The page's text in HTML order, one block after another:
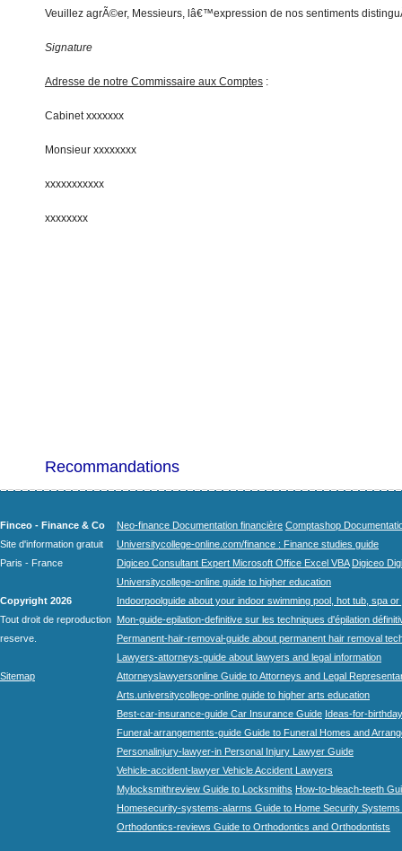
Veuillez agrÃ©er, Messieurs, lâ€™expression de nos sentiments
Signature
Adresse de notre Commissaire aux Comptes :
Cabinet xxxxxxx
Monsieur xxxxxxxx
xxxxxxxxxxx
xxxxxxxx
Recommandations
Finceo - Finance & Co
Site d'information gratuit
Paris - France
Copyright 2026
Tout droit de reproduction
reserve.
Sitemap
Neo-finance Documentation financière Comptashop
Universitycollege-online.com/finance : Finance studies guide
Digiceo Consultant Expert Microsoft Office Excel VBA Digiceo
Universitycollege-online guide to higher education
Indoorpoolguide about your indoor swimming pool, hot tub, spa
Mon-guide-epilation-definitive sur les techniques d'épilation
Permanent-hair-removal-guide about permanent hair removal
Lawyers-attorneys-guide about lawyers and legal information
Attorneyslawyersonline Guide to Attorneys and Legal
Arts.universitycollege-online guide to higher arts education
Best-car-insurance-guide Car Insurance Guide Ideas-for-
Funeral-arrangements-guide Guide to Funeral Homes and
Personalinjury-lawyer-in Personal Injury Lawyer Guide
Vehicle-accident-lawyer Vehicle Accident Lawyers
Mylocksmithreview Guide to Locksmiths How-to-bleach-teeth
Homesecurity-systems-alarms Guide to Home Security Systems
Orthodontics-reviews Guide to Orthodontics and Orthodontists